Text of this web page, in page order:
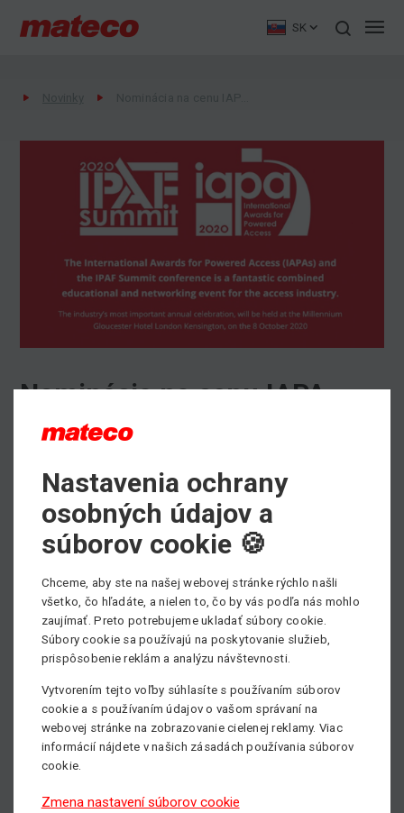
SK
Nominácia na cenu IAPA
Awards 2020
Sme veľmi hrdí, že celá naša prenájmová skupina mateco
s prítomnosťou v Európe a Latinskej Amerike bola
vyhlásená na užšom zozname nominácii na cenu IAPA
Awards 2020 v kategórii „Access Rental Company of the
Držte nám palce! :)
Viac info -https://www.iapa-summit.info/awards.html
Nastavenia ochrany
osobných údajov a
súborov cookie 🍪
Chceme, aby ste na našej webovej stránke rýchlo našli
všetko, čo hľadáte, a nielen to, čo by vás podľa nás mohlo
zaujímať. Preto potrebujeme ukladať súbory cookie.
Súbory cookie sa používajú na poskytovanie služieb,
prispôsobenie reklám a analýzu návštevnosti.
Vytvorením tejto voľby súhlasíte s používaním súborov
cookie a s používaním údajov o vašom správaní na
webovej stránke na zobrazovanie cielenej reklamy. Viac
informácií nájdete v našich zásadách používania súborov
cookie.
Zmena nastavení súborov cookie